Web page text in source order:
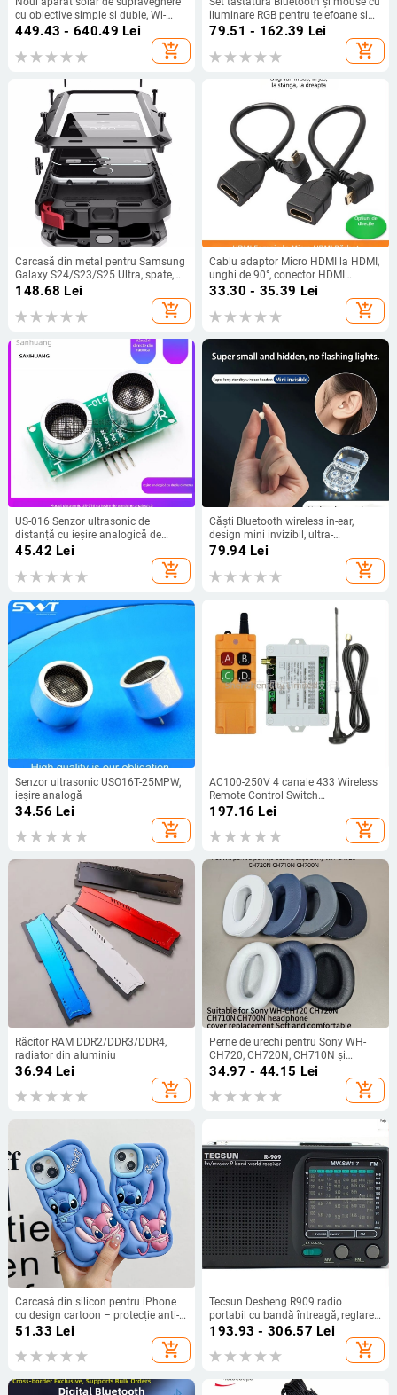
cu obiective simple și duble, Wi-
Fi/4G, HD, inteligent și impermeabil,
pentru uz casnic și supraveghere în
exterior
449.43 - 640.49 Lei
add_shopping_cart
iluminare RGB pentru telefoane și
tablete, design ergonomic,
conectivitate Bluetooth, configurare
personalizabilă
79.51 - 162.39 Lei
add_shopping_cart
Carcasă din metal pentru Samsung
Galaxy S24/S23/S25 Ultra, spate,
prelucrată, personalizabilă, disipare
căldură, anti-cadere, anti-amprentă
148.68 Lei
add_shopping_cart
Cablu adaptor Micro HDMI la HDMI,
unghi de 90°, conector HDMI
femelă, pentru tablete
33.30 - 35.39 Lei
add_shopping_cart
US-016 Senzor ultrasonic de
distanță cu ieșire analogică de
tensiune, gamă duală, precizie
45.42 Lei
add_shopping_cart
Căști Bluetooth wireless in-ear,
design mini invizibil, ultra-
compacte, autonomie mare, modul
somn, conectivitate multiplă,
reducere zgomot, sunet 360°,
79.94Lei
add_shopping_cart
Senzor ultrasonic USO16T-25MPW,
ieșire analogă
34.56 Lei
add_shopping_cart
AC100-250V 4 canale 433 Wireless
Remote Control Switch
multifuncțional coadă placă
macara telecomandă la distanță
2000M
197.16 Lei
add_shopping_cart
Răcitor RAM DDR2/DDR3/DDR4,
radiator din aluminiu
36.94Lei
add_shopping_cart
Perne de urechi pentru Sony WH-
CH720, CH720N, CH710N și
CH700N – piele artificială
34.97 - 44.15 Lei
add_shopping_cart
Carcasă din silicon pentru iPhone
cu design cartoon – protecție anti-
cădere, finisaj mat, compatibilă cu
(Pro/Max)
51.33 Lei
add_shopping_cart
Tecsun Desheng R909 radio
portabil cu bandă întreagă, reglare
manuală a stațiilor, sunet mono,
193.93 - 306.57 Lei
add_shopping_cart